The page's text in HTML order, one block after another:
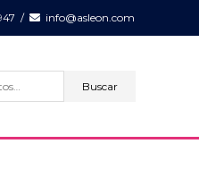
/ info@asleon.com
Buscar